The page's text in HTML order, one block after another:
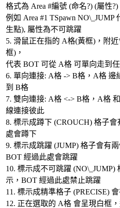
格式為 Area #編號 (命名?) (屬性?)
例如 Area #1 TSpawn NO\_JUMP
生點), 屬性為不可跳躍
5. 滑鼠正在指的 A格(黃框)，附
框)，
代表 BOT 可從 A格 可單向走到
6. 單向連接: A格 -> B格，A格 邊
到 B格
7. 雙向連接: A格 <-> B格，A格
線連接彼此
8. 標示成蹲下 (CROUCH) 格子
處會蹲下
9. 標示成跳躍 (JUMP) 格子會有
BOT 經過此處會跳躍
10. 標示成不可跳躍 (NO\_JUMP)
示，BOT 經過此處禁止跳躍
11. 標示成精準格子 (PRECISE)
12. 正在選取的 A格 會呈現白框